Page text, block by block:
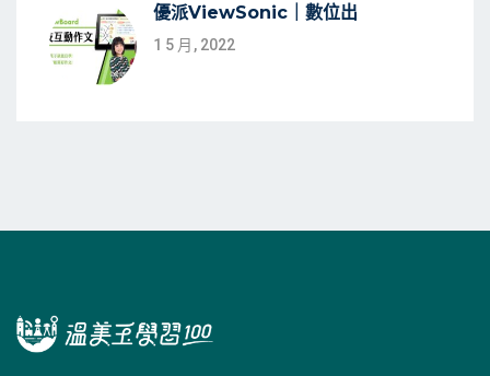
優派ViewSonic｜數位出
1 5 月, 2022